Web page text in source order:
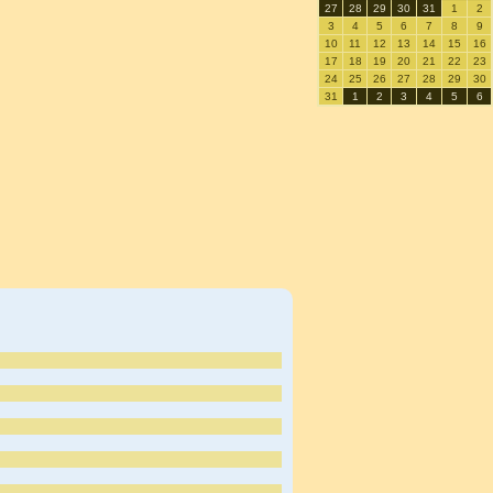
27 28 29 30 31 1
2
3
4 5 6 7 8
9
10
11 12 13 14 15
16
17
18 19 20 21 22
23
24
25 26 27 28 29
30
31
1 2 3 4 5 6